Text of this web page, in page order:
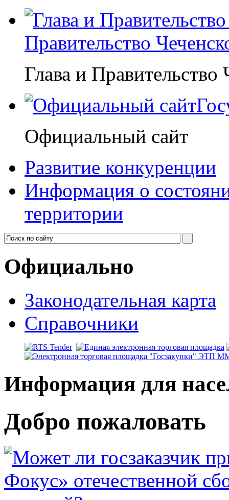
Правительство
Глава и
Официальный сайт
Развитие конкуренции
Информация о
территории
Официально
Законодательная карта
Справочники
Информация для
Добро пожаловать